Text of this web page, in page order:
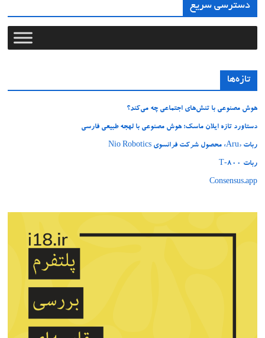
دسترسی سریع
تازه‌ها
هوش مصنوعی با تنش‌های اجتماعی چه می‌کند؟
دستاورد تازه ایلان ماسک؛ هوش مصنوعی با لهجه طبیعی فارسی
ربات «Aru» محصول شرکت فرانسوی Nio Robotics
ربات T‑800
Consensus.app